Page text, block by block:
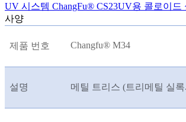
UV 시스템 ChangFu® CS23UV용 콜로이드
사양
제품 번호 Changfu® M34
설명 메틸 트리스 (트리메틸 실